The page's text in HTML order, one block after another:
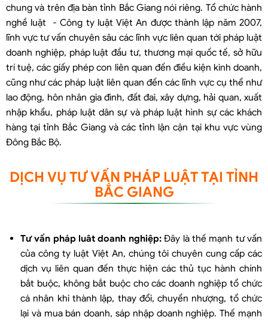
chung và trên địa bàn tỉnh Bắc Giang nói riêng. Tổ chức hành
nghề luật - Công ty luật Việt An được thành lập năm 2007,
lĩnh vực tư vấn chuyên sâu các lĩnh vực liên quan tới pháp luật
doanh nghiệp, pháp luật đầu tư, thương mại quốc tế, sở hữu
trí tuệ, các giấy phép con liên quan đến điều kiện kinh doanh,
cũng như các pháp luật liên quan đến các lĩnh vực cụ thể như
lao động, hôn nhân gia đình, đất đai, xây dựng, hải quan, xuất
nhập khẩu, pháp luật dân sự và pháp luật hình sự các khách
hàng tại tỉnh Bắc Giang và các tỉnh lận cận tại khu vực vùng
Đông Bắc Bộ.
DỊCH VỤ TƯ VẤN PHÁP LUẬT TẠI TỈNH
BẮC GIANG
Tư vấn pháp luât doanh nghiệp:Đây là thế mạnh tư vấn
của công ty luật Việt An, chúng tôi chuyên cung cấp các
dịch vụ liên quan đến thực hiện các thủ tục hành chính
bắt buộc, không bắt buộc cho các doanh nghiệp tổ chức
cá nhân khi thành lập, thay đổi, chuyển nhượng, tổ chức
lại và mua bán doanh, sáp nhập doanh nghiệp. Thế mạnh